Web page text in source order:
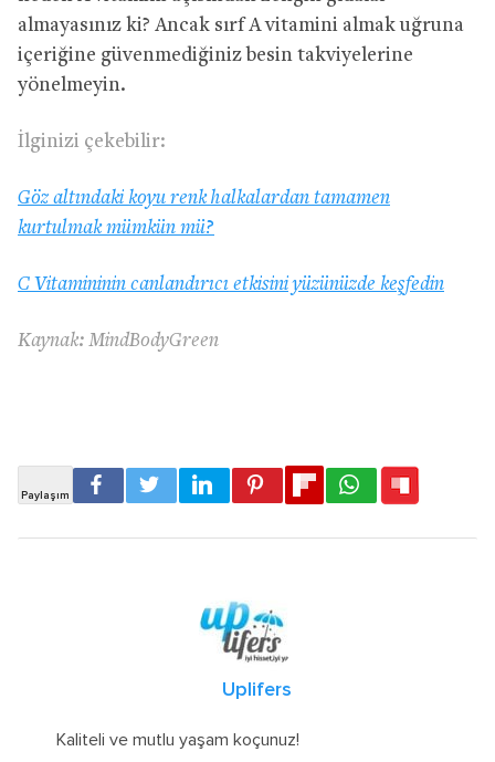
almayasınız ki? Ancak sırf A vitamini almak uğruna
içeriğine güvenmediğiniz besin takviyelerine
yönelmeyin.
İlginizi çekebilir:
Göz altındaki koyu renk halkalardan tamamen
kurtulmak mümkün mü?
C Vitamininin canlandırıcı etkisini yüzünüzde keşfedin
Kaynak: MindBodyGreen
Uplifers
Kaliteli ve mutlu yaşam koçunuz!